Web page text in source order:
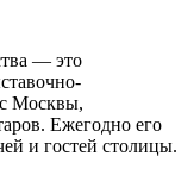
— это
Москвы,
Ежегодно его
и гостей столицы.